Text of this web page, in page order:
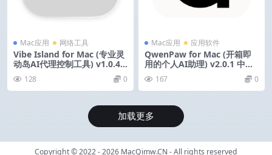
Mac应用 网络工具
Vibe Island for Mac (专业灵
动岛AI代理控制工具) v1.0.42
激活版
128 0
Mac应用 应用软件
QwenPaw for Mac (开箱即
用的个人AI助理) v2.0.1 中文
版-内置免费模型
167 0
加载更多
Copyright © 2022 - 2026 MacQimw.CN - All rights reserved